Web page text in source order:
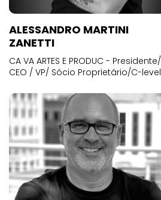
ALESSANDRO MARTINI
ZANETTI
CA VA ARTES E PRODUC - Presidente/
CEO / VP/ Sócio Proprietário/C-level